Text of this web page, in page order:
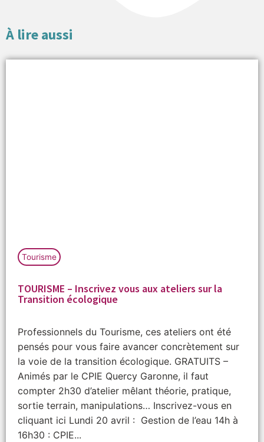
À lire aussi
Tourisme
TOURISME – Inscrivez vous aux ateliers sur la
Transition écologique
Professionnels du Tourisme, ces ateliers ont été
pensés pour vous faire avancer concrètement sur
la voie de la transition écologique. GRATUITS –
Animés par le CPIE Quercy Garonne, il faut
compter 2h30 d’atelier mêlant théorie, pratique,
sortie terrain, manipulations… Inscrivez-vous en
cliquant ici Lundi 20 avril : Gestion de l’eau 14h à
16h30 : CPIE...